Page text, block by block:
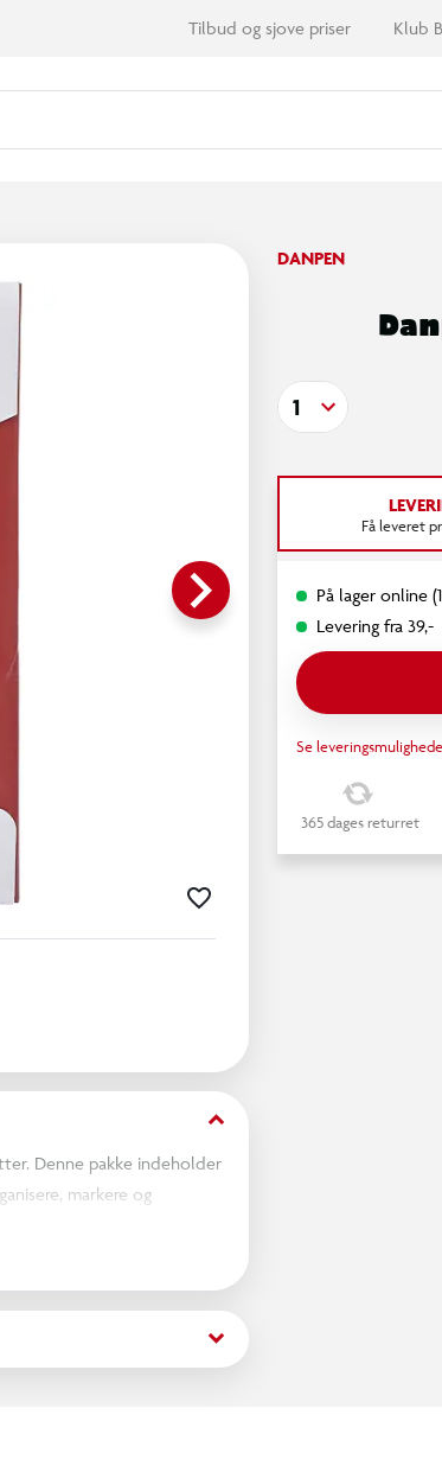
Tilbud og sjove priser Klub
keyboard_arrow_right
keyboard_arrow_down
Denne pakke indeholder
markere og
keyboard_arrow_down
DANPEN
1
Få leveret
På lager online
Levering fra 39,-
Se
365 dages returret